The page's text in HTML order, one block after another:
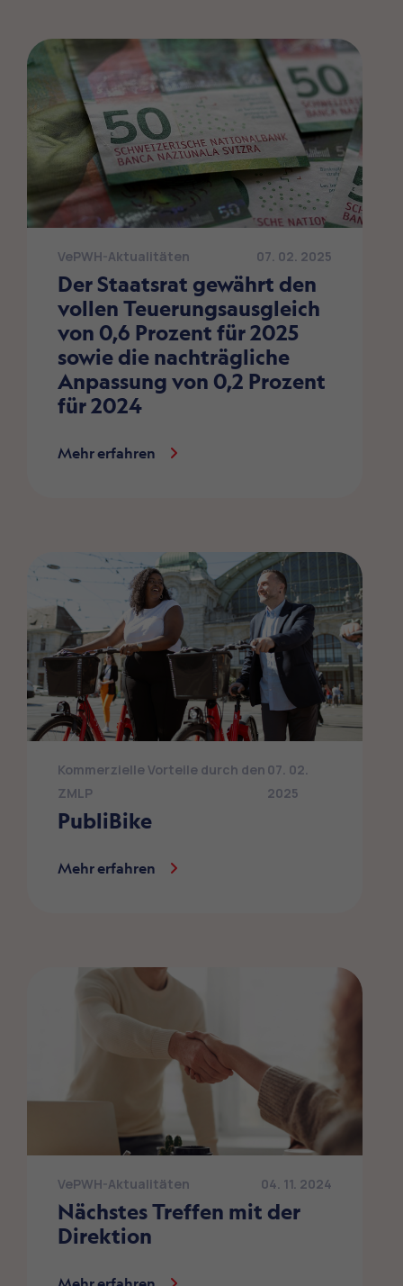
VePWH-Aktualitäten 07. 02. 2025
Der Staatsrat gewährt den
vollen Teuerungsausgleich
von 0,6 Prozent für 2025
sowie die nachträgliche
Anpassung von 0,2 Prozent
für 2024
Mehr erfahren
Kommerzielle Vorteile durch den
ZMLP
07. 02.
2025
PubliBike
Mehr erfahren
VePWH-Aktualitäten 04. 11. 2024
Nächstes Treffen mit der
Direktion